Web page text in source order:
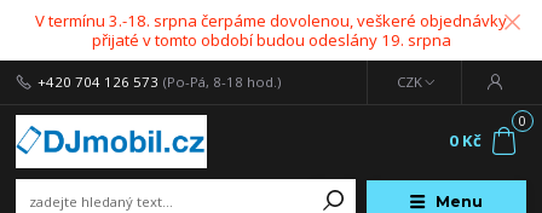
V termínu 3.-18. srpna čerpáme dovolenou, veškeré objednávky
přijaté v tomto období budou odeslány 19. srpna
Menu
CZK
+420 704 126 573 (Po-Pá, 8-18 hod.)
0
0 Kč